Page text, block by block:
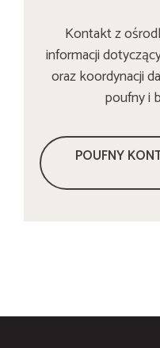
Kontakt z
informacji
oraz koordynacji
poufny i
POUFNY